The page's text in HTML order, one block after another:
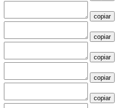
copiar
copiar
copiar
copiar
copiar